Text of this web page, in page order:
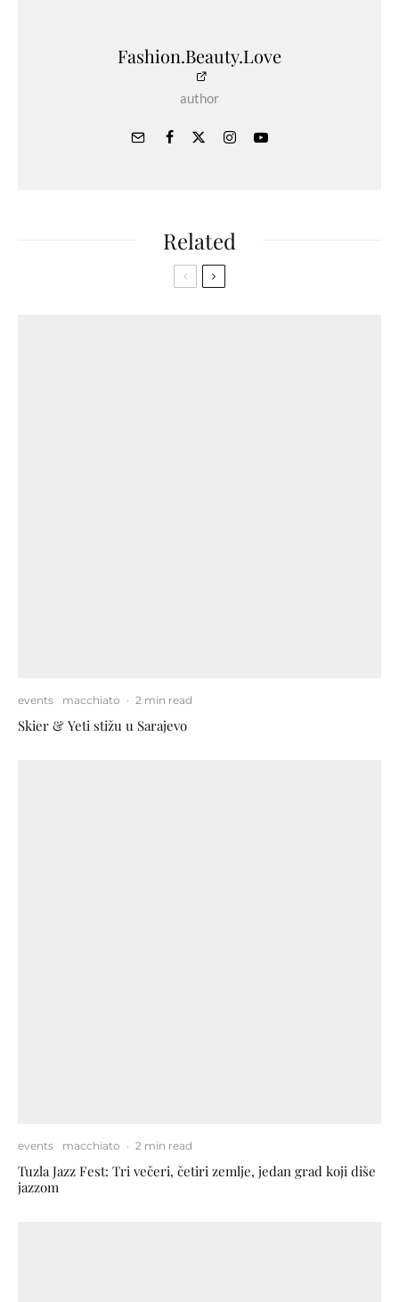
Fashion.Beauty.Love
author
Related
events macchiato · 2 min read
Skier & Yeti stižu u Sarajevo
events macchiato · 2 min read
Tuzla Jazz Fest: Tri večeri, četiri zemlje, jedan grad koji diše
jazzom